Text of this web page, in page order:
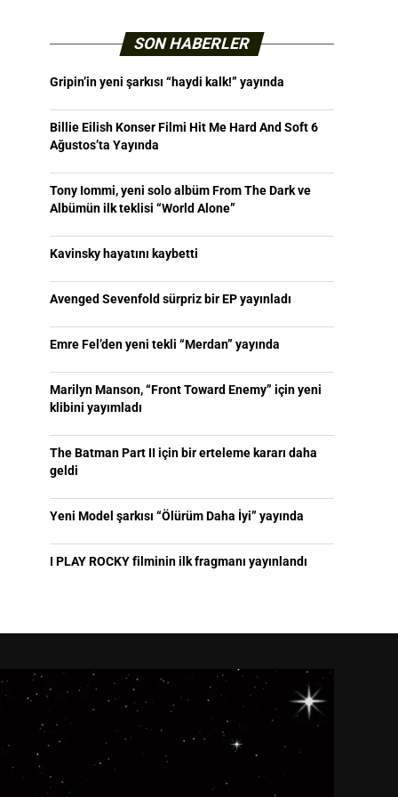
SON HABERLER
Gripin’in yeni şarkısı “haydi kalk!” yayında
Billie Eilish Konser Filmi Hit Me Hard And Soft 6
Ağustos’ta Yayında
Tony Iommi, yeni solo albüm From The Dark ve
Albümün ilk teklisi “World Alone”
Kavinsky hayatını kaybetti
Avenged Sevenfold sürpriz bir EP yayınladı
Emre Fel’den yeni tekli “Merdan” yayında
Marilyn Manson, “Front Toward Enemy” için yeni
klibini yayımladı
The Batman Part II için bir erteleme kararı daha
geldi
Yeni Model şarkısı “Ölürüm Daha İyi” yayında
I PLAY ROCKY filminin ilk fragmanı yayınlandı